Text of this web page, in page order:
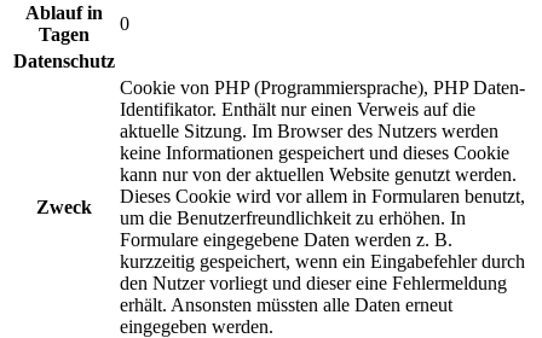
Ablauf in
Tagen
0
Datenschutz
Zweck
Cookie von PHP (Programmiersprache), PHP Daten-
Identifikator. Enthält nur einen Verweis auf die
aktuelle Sitzung. Im Browser des Nutzers werden
keine Informationen gespeichert und dieses Cookie
kann nur von der aktuellen Website genutzt werden.
Dieses Cookie wird vor allem in Formularen benutzt,
um die Benutzerfreundlichkeit zu erhöhen. In
Formulare eingegebene Daten werden z. B.
kurzzeitig gespeichert, wenn ein Eingabefehler durch
den Nutzer vorliegt und dieser eine Fehlermeldung
erhält. Ansonsten müssten alle Daten erneut
eingegeben werden.